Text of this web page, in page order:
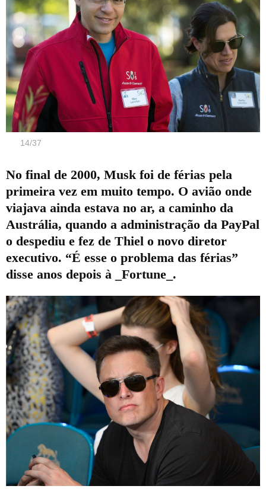
14/37
No final de 2000, Musk foi de férias pela
primeira vez em muito tempo. O avião onde
viajava ainda estava no ar, a caminho da
Austrália, quando a administração da PayPal
o despediu e fez de Thiel o novo diretor
executivo. “É esse o problema das férias”
disse anos depois à _Fortune_.